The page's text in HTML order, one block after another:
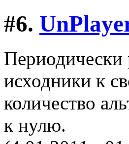
#6.
исходники к
количество
к нулю.